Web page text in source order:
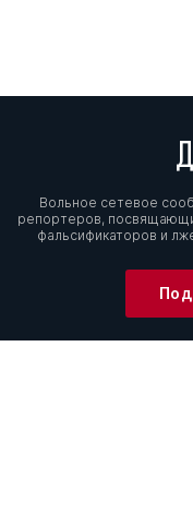
Вольное сетевое
репортеров,
фальсификаторов и